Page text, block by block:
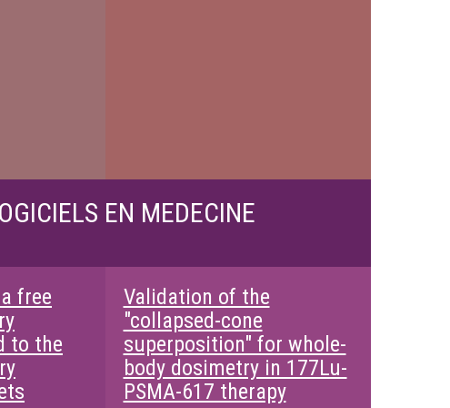
EN MEDECINE
free
to the
Validation of the
"collapsed-cone
superposition" for whole-
body dosimetry in 177Lu-
PSMA-617 therapy